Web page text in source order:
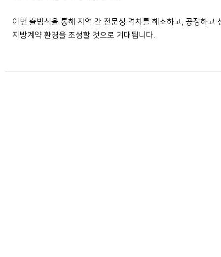
이번 출범식을 통해 지역 간 전문성 격차를 해소하고, 공정하고
지방계약 환경을 조성할 것으로 기대됩니다.